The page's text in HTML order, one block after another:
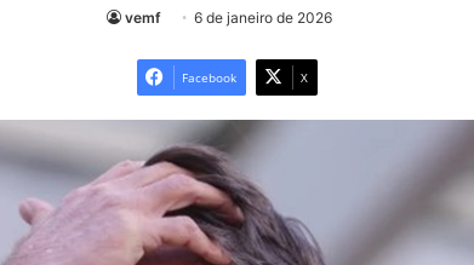
vemf 6 de janeiro de 2026
Facebook X